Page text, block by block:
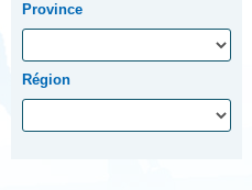
Province
Région